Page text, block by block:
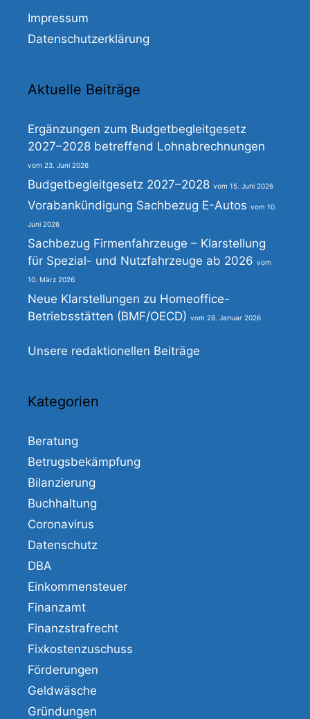
Impressum
Datenschutzerklärung
Aktuelle Beiträge
Ergänzungen zum Budgetbegleitgesetz
2027–2028 betreffend Lohnabrechnungen
23. Juni 2026
Budgetbegleitgesetz 2027–2028 15. Juni 2026
Vorabankündigung Sachbezug E-Autos 10.
Juni 2026
Sachbezug Firmenfahrzeuge – Klarstellung
für Spezial- und Nutzfahrzeuge ab 2026
10. März 2026
Neue Klarstellungen zu Homeoffice-
Betriebsstätten (BMF/OECD)
28. Januar 2026
Unsere redaktionellen Beiträge
Kategorien
Beratung
Betrugsbekämpfung
Bilanzierung
Buchhaltung
Coronavirus
Datenschutz
DBA
Einkommensteuer
Finanzamt
Finanzstrafrecht
Fixkostenzuschuss
Förderungen
Geldwäsche
Gründungen